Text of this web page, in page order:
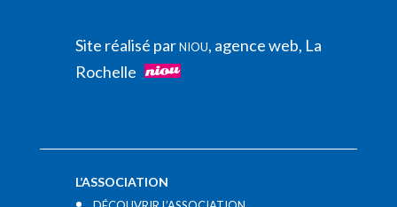
Site réalisé parNIOU, agence web, La
Rochelle
L’ASSOCIATION